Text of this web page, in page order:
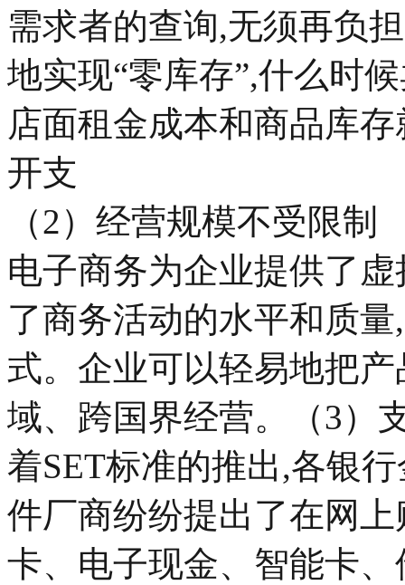
需求者的查询,无须再负
地实现“零库存”,什么时
店面租金成本和商品库
开支
（2）经营规模不受限制
电子商务为企业提供了
了商务活动的水平和质
式。企业可以轻易地把
域、跨国界经营。（3
着SET标准的推出,各银
件厂商纷纷提出了在网
卡、电子现金、智能卡